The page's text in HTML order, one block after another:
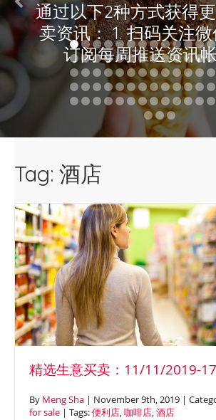
通过以下2种方式获得
卖资讯： 1. 扫码关注
订阅每周推送资讯
http://eepurl.com/
精选生意买卖： 07/
13/08/17 【GN1277F 低
啡馆 （转让：
【FQ1092 悉尼东区】
（转让：$30万） 【
】咖啡外卖馆（转让
【M1893 悉尼东区 】
让：$13,8万) 【
物中心】连锁咖啡店 (
[…]
Tag: 酒店
精选生意买卖：11/11/2019-
By Meng Sha | November 9th, 2019 |
for sale | Tags:便利店,咖啡店,酒店